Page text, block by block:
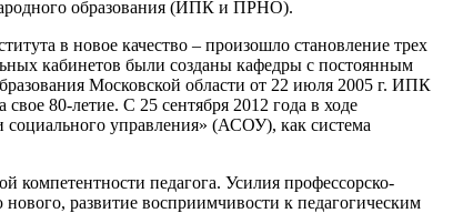
образования (ИПК и ПРНО).
в новое качество – произошло становление трех
кабинетов были созданы кафедры с постоянным
Московской области от 22 июля 2005 г. ИПК
80-летие. С 25 сентября 2012 года в ходе
управления» (АСОУ), как система
компетентности педагога. Усилия профессорско-
развитие восприимчивости к педагогическим